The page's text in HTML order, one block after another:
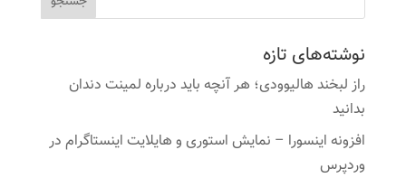
نوشته‌های تازه
راز لبخند هالیوودی؛ هر آنچه باید درباره لمینت دندان
بدانید
افزونه اینسورا – نمایش استوری و هایلایت اینستاگرام در
وردپرس